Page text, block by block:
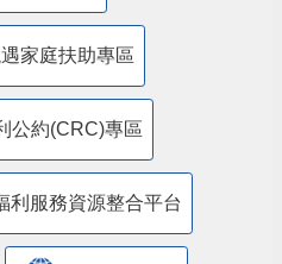
家庭扶助專區
公約(CRC)專區
利服務資源整合平台